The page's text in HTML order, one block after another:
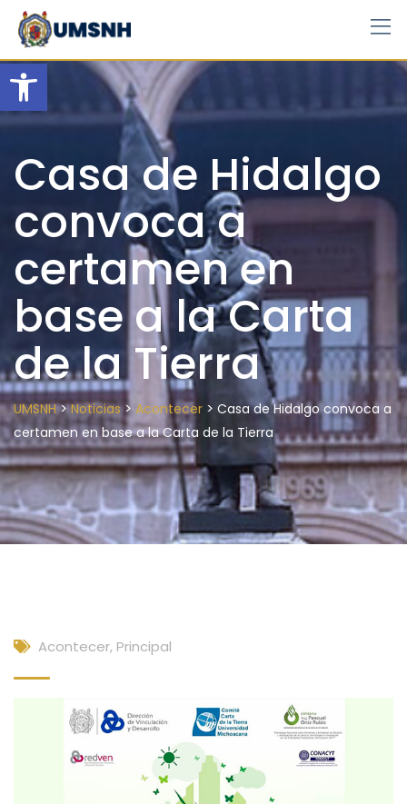
Open toolbar
Skip
content
Casa de Hidalgo
convoca a
certamen en
base a la Carta
de la Tierra
UMSNH>Noticias> Acontecer > Casa de Hidalgo convoca a
certamen en base a la Carta de la Tierra
Acontecer, Principal